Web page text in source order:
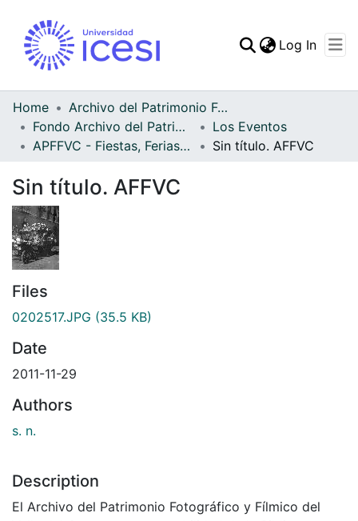
Statistics
Log In
Home
Archivo del Patrimonio Fotográfico y Fílmico del Valle del Cauca
Fondo Archivo del Patrimonio Fotográfico y Fílmico del Valle del Cauca
Los Eventos
APFFVC - Fiestas, Ferias y Carnavales - Patrimonial
Sin título. AFFVC
Sin título. AFFVC
Files
0202517.JPG (35.5 KB)
Date
2011-11-29
Authors
s. n.
Description
El Archivo del Patrimonio Fotográfico y Fílmico del